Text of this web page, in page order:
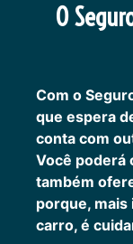
O
Com o
que espera
conta com
Você poderá
também
porque,
carro, é